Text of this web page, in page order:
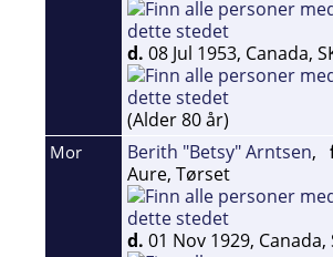
d. 08 Jul 1953, Canada,
(Alder 80 år)
Mor Berith "Betsy" Arntsen,
Aure, Tørset
d. 01 Nov 1929, Canada,